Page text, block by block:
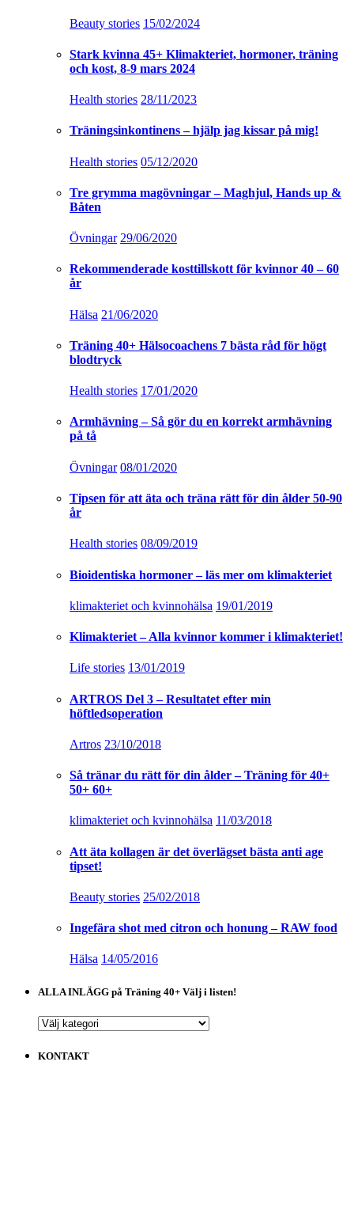
Beauty stories 15/02/2024
Stark kvinna 45+ Klimakteriet, hormoner, träning
och kost, 8-9 mars 2024
Health stories 28/11/2023
Träningsinkontinens – hjälp jag kissar på mig!
Health stories 05/12/2020
Tre grymma magövningar – Maghjul, Hands up &
Båten
Övningar 29/06/2020
Rekommenderade kosttillskott för kvinnor 40 – 60
år
Hälsa 21/06/2020
Träning 40+ Hälsocoachens 7 bästa råd för högt
blodtryck
Health stories 17/01/2020
Armhävning – Så gör du en korrekt armhävning
på tå
Övningar 08/01/2020
Tipsen för att äta och träna rätt för din ålder 50-90
år
Health stories 08/09/2019
Bioidentiska hormoner – läs mer om klimakteriet
klimakteriet och kvinnohälsa 19/01/2019
Klimakteriet – Alla kvinnor kommer i klimakteriet!
Life stories 13/01/2019
ARTROS Del 3 – Resultatet efter min
höftledsoperation
Artros 23/10/2018
Så tränar du rätt för din ålder – Träning för 40+
50+ 60+
klimakteriet och kvinnohälsa 11/03/2018
Att äta kollagen är det överlägset bästa anti age
tipset!
Beauty stories 25/02/2018
Ingefära shot med citron och honung – RAW food
Hälsa 14/05/2016
ALLA INLÄGG på Träning 40+ Välj i listen!
ALLA
på
KONTAKT